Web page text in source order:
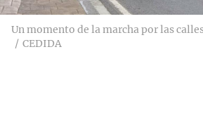
Un momento de la marcha por las
CEDIDA